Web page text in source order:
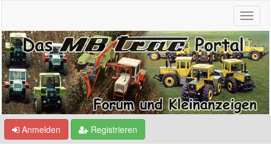
Anmelden Registrieren